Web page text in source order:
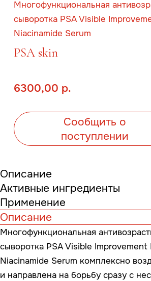
6300,00 р.
Сообщить о
Активные ингредиенты
Применение
Многофункциональная антивозрастная
сыворотка PSA Visible Improvement Peptides &
Niacinamide Serum комплексно воздействует на
и направлена на борьбу сразу с несколькими
Средство обладает выраженным подтягивающим
действием, укрепляет тургор, разглаживает
морщинки и кожные заломы. Стимулирует
собственных коллагенов и эластиновых
повышает упругость кожи и предотвращает
провисание матрикса.
Способствует выравниванию общего тона кожи,
помогает в борьбе с нежелательной
пост-акне. Разглаживает и смягчает рельеф,